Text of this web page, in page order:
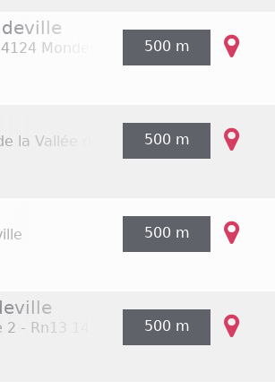
Mondeville 500 m
la Vallée de Barrey14120 Mondeville
500 m
500 m
2 - Rn13 14120 Mondeville
500 m